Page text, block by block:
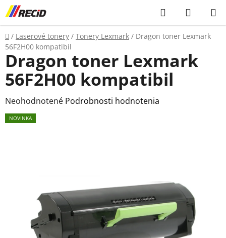
Prejsť
na
obsah
Hľadať
KOŠÍK
Domov
/ Laserové tonery / Tonery Lexmark / Dragon toner Lexmark
56F2H00 kompatibil
Dragon toner Lexmark
56F2H00 kompatibil
Priemerné
hodnotenie
hviezdičiek.
Neohodnotené Podrobnosti hodnotenia
NOVINKA